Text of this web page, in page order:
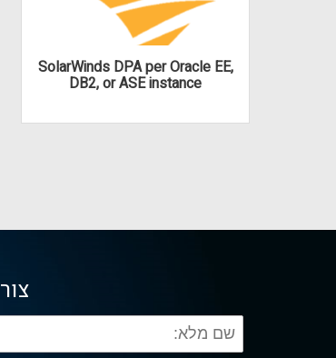
SolarWinds DPA per Oracle EE,
DB2, or ASE instance